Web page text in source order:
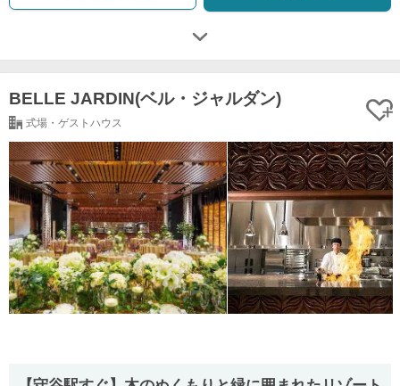
BELLE JARDIN(ベル・ジャルダン)
式場・ゲストハウス